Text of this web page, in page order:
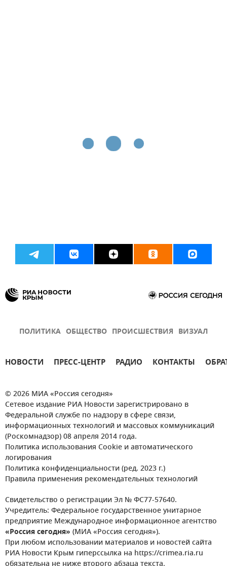
ПОЛИТИКА ОБЩЕСТВО ПРОИСШЕСТВИЯ ВИЗУАЛ
НОВОСТИ ПРЕСС-ЦЕНТР РАДИО КОНТАКТЫ
© 2026 МИА «Россия сегодня»
Сетевое издание РИА Новости зарегистрировано в
Федеральной службе по надзору в сфере связи,
информационных технологий и массовых коммуникаций
(Роскомнадзор) 08 апреля 2014 года.
Политика использования Cookie и автоматического
логирования
Политика конфиденциальности (ред. 2023 г.)
Правила применения рекомендательных технологий
Свидетельство о регистрации Эл № ФС77-57640.
Учредитель: Федеральное государственное унитарное
предприятие Международное информационное агентство
«Россия сегодня» (МИА «Россия сегодня»).
При любом использовании материалов и новостей сайта
РИА Новости Крым гиперссылка на https://crimea.ria.ru